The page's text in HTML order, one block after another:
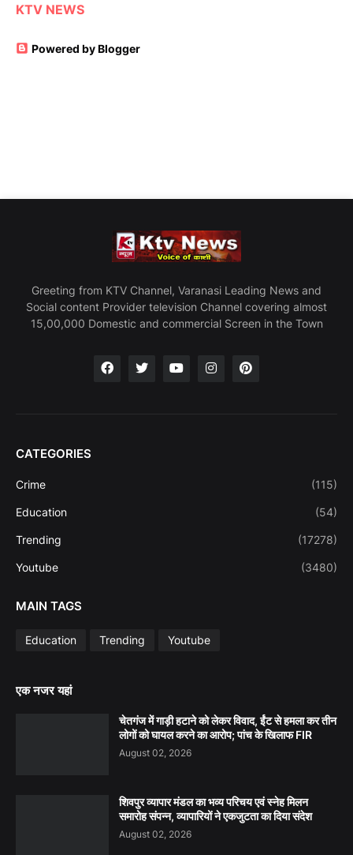
KTV NEWS
Powered by Blogger
Greeting from KTV Channel, Varanasi Leading News and
Social content Provider television Channel covering almost
15,00,000 Domestic and commercial Screen in the Town
CATEGORIES
Crime (115)
Education (54)
Trending (17278)
Youtube (3480)
MAIN TAGS
Education Trending Youtube
एक नजर यहां
चेतगंज में गाड़ी हटाने को लेकर विवाद, ईंट से हमला कर तीन
लोगों को घायल करने का आरोप; पांच के खिलाफ FIR
August 02, 2026
शिवपुर व्यापार मंडल का भव्य परिचय एवं स्नेह मिलन
समारोह संपन्न, व्यापारियों ने एकजुटता का दिया संदेश
August 02, 2026